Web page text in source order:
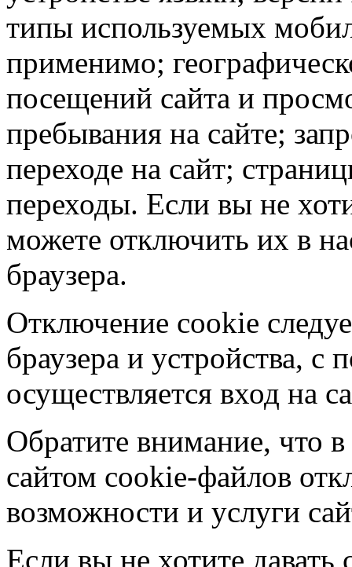
типы используемых
применимо;
посещений сайта и
пребывания на сайте;
переходе на сайт;
переходы. Если вы не
можете отключить их в
браузера.
Отключение cookie
браузера и устройства,
осуществляется вход на
Обратите внимание, что в
сайтом cookie-файлов
возможности и услуги
Если вы не хотите давать